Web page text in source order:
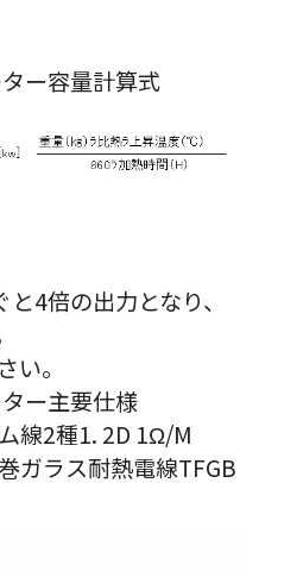
ー容量計算式
4倍の出力となり、
い。
ー主要仕様
線2種1. 2D 1Ω/M
ガラス耐熱電線TFGB